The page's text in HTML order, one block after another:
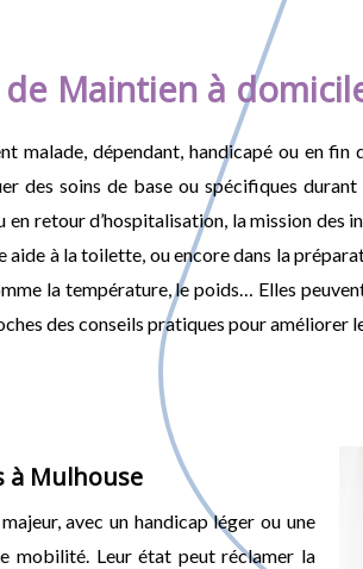
Maintien à
malade, dépendant, handicapé ou en
des soins de base ou spécifiques
en retour d’hospitalisation, la mission des
aide à la toilette, ou encore dans la
la température, le poids… Elles
des conseils pratiques pour améliorer
à Mulhouse
avec un handicap léger ou une
mobilité. Leur état peut réclamer la